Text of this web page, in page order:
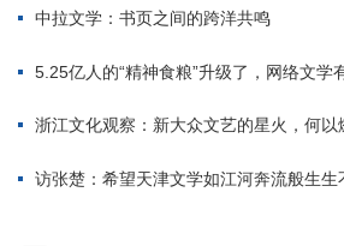
中拉文学：书页之间的跨洋共鸣
5.25亿人的“精神食粮”升级了，网络文学
浙江文化观察：新大众文艺的星火，何以
访张楚：希望天津文学如江河奔流般生生